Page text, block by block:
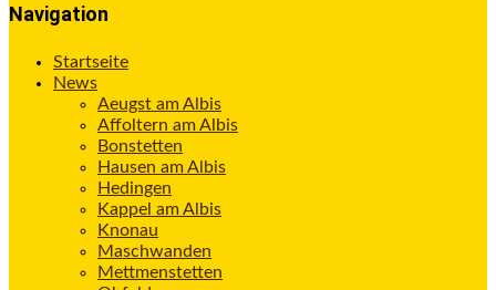
Navigation
Startseite
News
Aeugst am Albis
Affoltern am Albis
Bonstetten
Hausen am Albis
Hedingen
Kappel am Albis
Knonau
Maschwanden
Mettmenstetten